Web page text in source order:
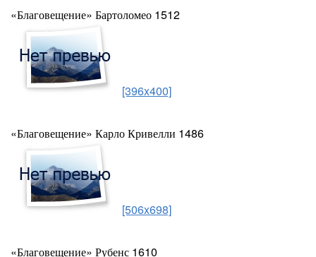
«Благовещение» Бартоломео 1512
[396x400]
«Благовещение» Карло Кривелли 1486
[506x698]
«Благовещение» Рубенс 1610